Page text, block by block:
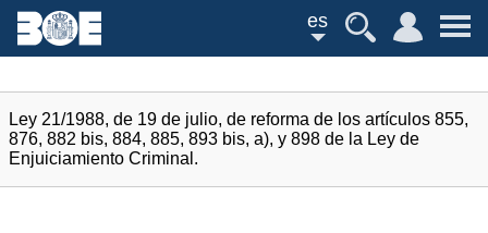
es
Ley 21/1988, de 19 de julio, de reforma de los artículos 855,
876, 882 bis, 884, 885, 893 bis, a), y 898 de la Ley de
Enjuiciamiento Criminal.